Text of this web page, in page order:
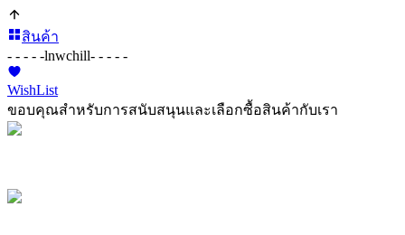
สินค้า
- - - - -lnwchill- - - - -
WishList
ขอบคุณสำหรับการสนับสนุนและเลือกซื้อสินค้ากับเรา